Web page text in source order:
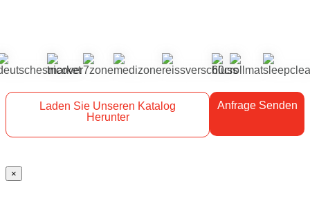
Laden Sie Unseren Katalog
Herunter
Anfrage Senden
×